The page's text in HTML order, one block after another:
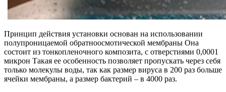
Принцип действия установки основан на использовании
полупроницаемой обратноосмотической мембраны Она
состоит из тонкопленочного композита, с отверстиями 0,0001
микрон Такая ее особенность позволяет пропускать через себя
только молекулы воды, так как размер вируса в 200 раз больше
ячейки мембраны, а размер бактерий – в 4000 раз.